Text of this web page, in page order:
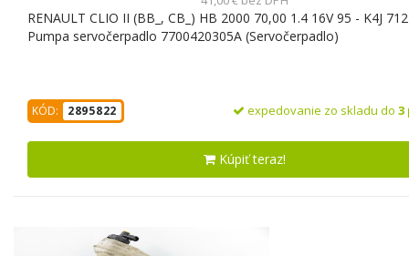
RENAULT CLIO II (BB_, CB_) HB 2000 70,00 1.4 16V 95 - K4J
Pumpa servočerpadlo 7700420305A (Servočerpadlo)
KÓD: 2895822 expedovanie zo skladu do 3
Kúpiť teraz!